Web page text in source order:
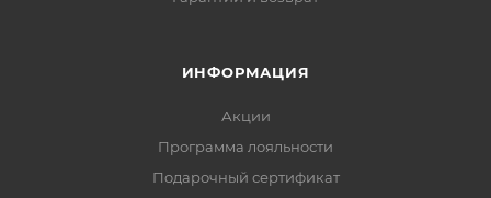
ИНФОРМАЦИЯ
Акции
Программа лояльности
Подарочный сертификат